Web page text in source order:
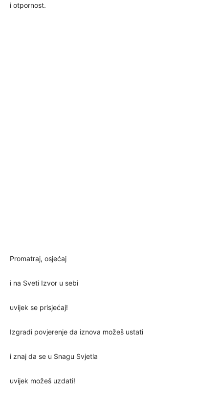
i otpornost.
Promatraj, osjećaj
i na Sveti Izvor u sebi
uvijek se prisjećaj!
Izgradi povjerenje da iznova možeš ustati
i znaj da se u Snagu Svjetla
uvijek možeš uzdati!